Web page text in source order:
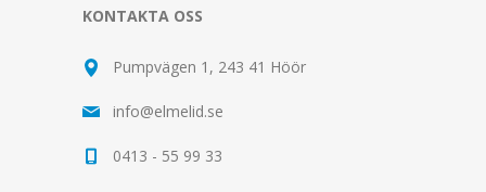
KONTAKTA OSS
Pumpvägen 1, 243 41 Höör
info@elmelid.se
0413 - 55 99 33